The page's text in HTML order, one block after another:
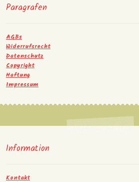
Paragrafen
AGBs
Widerrufsrecht
Datenschutz
Copyright
Haftung
Impressum
Information
Kontakt